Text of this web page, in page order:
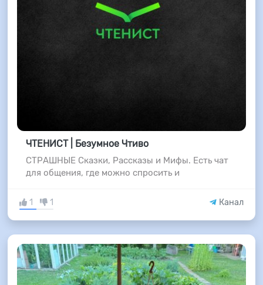
ЧТЕНИСТ | Безумное Чтиво
СТРАШНЫЕ Сказки, Рассказы и Мифы. Есть чат
для общения, где можно спросить и
1 1 Канал